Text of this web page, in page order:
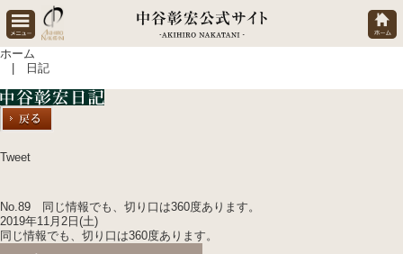
ホーム
| 日記
Tweet
No.89 同じ情報でも、 切り口は360度あります。
2019年11月2日(土)
同じ情報でも、 切り口は360度あります。